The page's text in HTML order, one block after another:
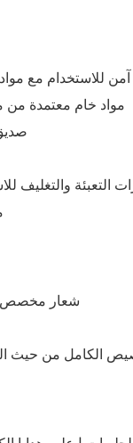
آمن للاستخدام مع
مواد خام معتمدة
التعبئة والتغليف
شعار مخصص،
الكامل من حيث